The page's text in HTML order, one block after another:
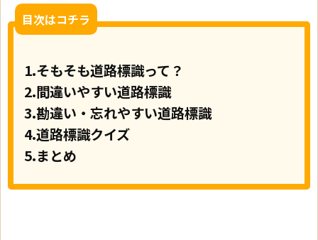
目次はコチラ
1.そもそも道路標識って？
2.間違いやすい道路標識
3.勘違い・忘れやすい道路標識
4.道路標識クイズ
5.まとめ